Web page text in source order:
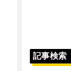
記事検索